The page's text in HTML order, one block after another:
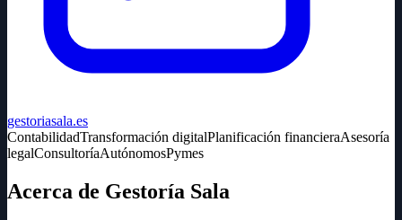
gestoriasala.es
ContabilidadTransformación digitalPlanificación financieraAsesoría
legalConsultoríaAutónomosPymes
Acerca de Gestoría Sala